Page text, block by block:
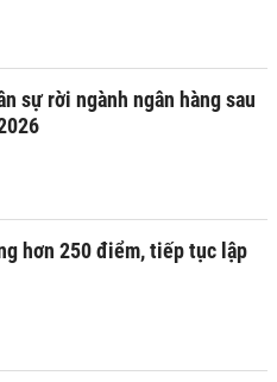
sự rời ngành ngân hàng sau
hơn 250 điểm, tiếp tục lập